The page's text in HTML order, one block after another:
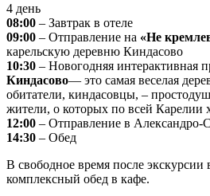
4 день
08:00 – Завтрак в отеле
09:00 – Отправление на «Не
карельскую деревню Киндасово
10:30 – Новогодняя интерактивная
Киндасово— это самая веселая
обитатели, киндасовцы, –
жители, о которых по всей Карелии
12:00 – Отправление в Александро-
14:30 – Обед
В свободное время после экскурсии
комплексный обед в кафе.